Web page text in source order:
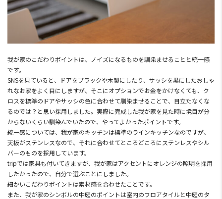
我が家のこだわりポイントは、ノイズになるものを馴染ませることと統一感
です。
SNSを見ていると、ドアをブラックや木製にしたり、サッシを黒にしたおしゃ
れなお家をよく目にしますが、そこにオプションでお金をかけなくても、ク
ロスを標準のドアやサッシの色に合わせて馴染ませることで、目立たなくな
るのでは？と思い採用しました。実際に完成した我が家を見た時に境目が分
からないくらい馴染んでいたので、やってよかったポイントです。
統一感については、我が家のキッチンは標準のラインキッチンなのですが、
天板がステンレスなので、それに合わせてところどころにステンレスやシル
バーのものを採用しています。
tripでは家具も付いてきますが、我が家はアクセントにオレンジの照明を採用
したかったので、自分で選ぶことにしました。
細かいこだわりポイントは素材感を合わせたことです。
また、我が家のシンボルの中庭のポイントは室内のフロアタイルと中庭のタ